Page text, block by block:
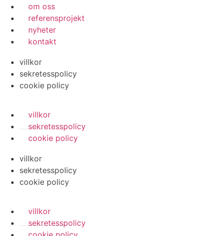
om oss
referensprojekt
nyheter
kontakt
villkor
sekretesspolicy
cookie policy
villkor
sekretesspolicy
cookie policy
villkor
sekretesspolicy
cookie policy
villkor
sekretesspolicy